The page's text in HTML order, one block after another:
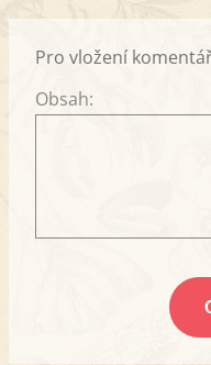
Pro vložení
Obsah: